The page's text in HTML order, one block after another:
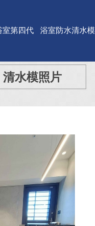
室第四代 浴室防水清水模
清水模照片